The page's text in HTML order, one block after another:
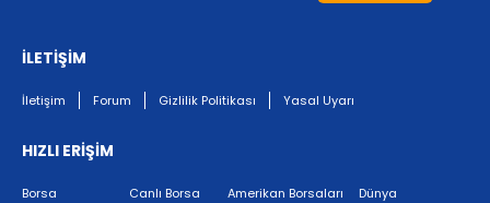
İLETİŞİM
İletişim Forum Gizlilik Politikası Yasal Uyarı
HIZLI ERİŞİM
Borsa
Canlı Borsa
Amerikan Borsaları
Dünya